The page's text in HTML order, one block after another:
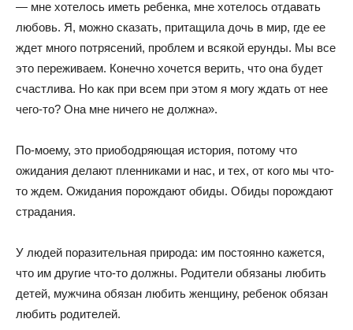
— мне хотелось иметь ребенка, мне хотелось отдавать
любовь. Я, можно сказать, притащила дочь в мир, где ее
ждет много потрясений, проблем и всякой ерунды. Мы все
это переживаем. Конечно хочется верить, что она будет
счастлива. Но как при всем при этом я могу ждать от нее
чего-то? Она мне ничего не должна».
По-моему, это приободряющая история, потому что
ожидания делают пленниками и нас, и тех, от кого мы что-
то ждем. Ожидания порождают обиды. Обиды порождают
страдания.
У людей поразительная природа: им постоянно кажется,
что им другие что-то должны. Родители обязаны любить
детей, мужчина обязан любить женщину, ребенок обязан
любить родителей.